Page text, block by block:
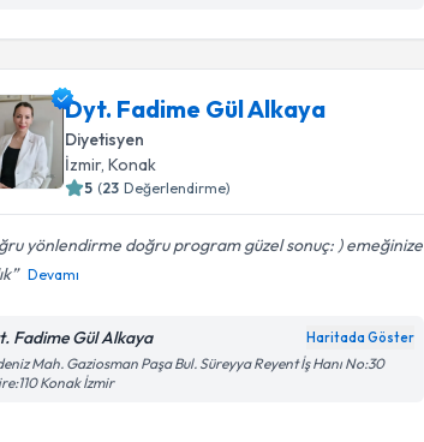
Dyt. Fadime Gül Alkaya
Diyetisyen
İzmir, Konak
5 (23 Değerlendirme)
yönlendirme doğru program güzel sonuç: ) emeğinize
Devamı
Fadime Gül Alkaya Haritada Göster
Mah. Gaziosman Paşa Bul. Süreyya Reyent İş Hanı No:30
Konak İzmir